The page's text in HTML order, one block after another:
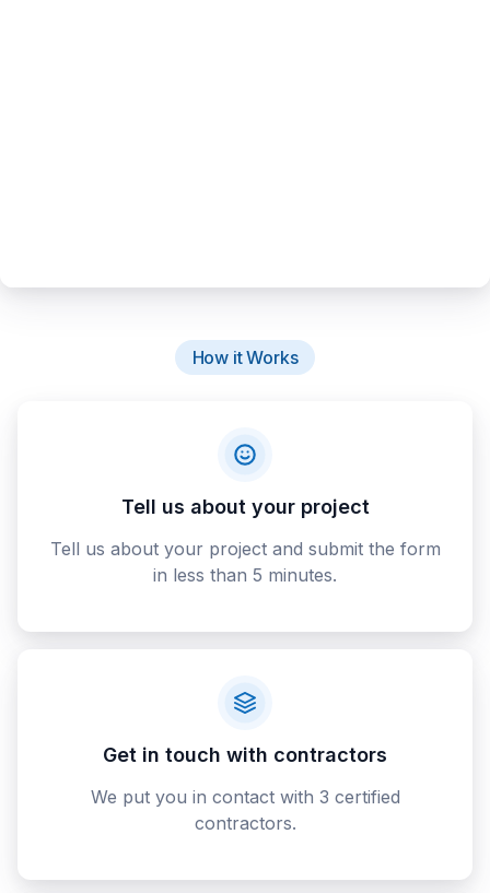
How it Works
Tell us about your project
Tell us about your project and submit the form
in less than 5 minutes.
Get in touch with contractors
We put you in contact with 3 certified
contractors.